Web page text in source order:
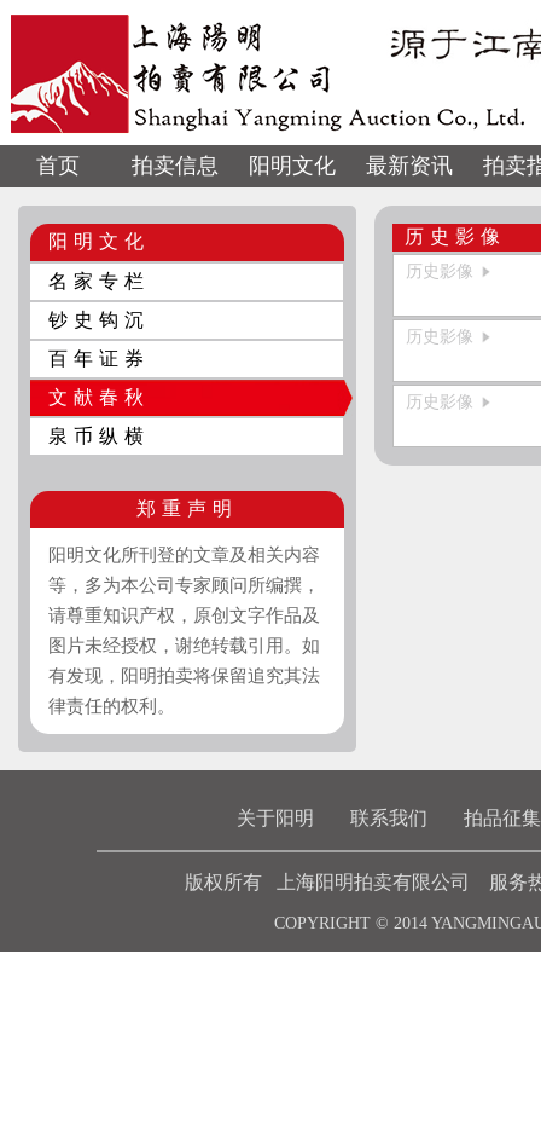
首页 拍卖信息 阳明文化 最新资讯 拍卖
阳明文化
名家专栏
钞史钩沉
百年证券
文献春秋
泉币纵横
郑重声明
阳明文化所刊登的文章及相关内容
等，多为本公司专家顾问所编撰，
请尊重知识产权，原创文字作品及
图片未经授权，谢绝转载引用。如
有发现，阳明拍卖将保留追究其法
律责任的权利。
历史影像
历史影像
历史影像
历史影像
关于阳明 联系我们 拍品征集
版权所有 上海阳明拍卖有限公司 服务
COPYRIGHT © 2014